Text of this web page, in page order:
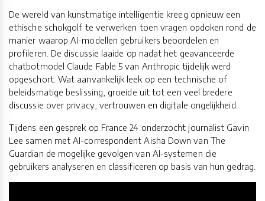
De wereld van kunstmatige intelligentie kreeg opnieuw een
ethische schokgolf te verwerken toen vragen opdoken rond de
manier waarop AI-modellen gebruikers beoordelen en
profileren. De discussie laaide op nadat het geavanceerde
chatbotmodel Claude Fable 5 van Anthropic tijdelijk werd
opgeschort. Wat aanvankelijk leek op een technische of
beleidsmatige beslissing, groeide uit tot een veel bredere
discussie over privacy, vertrouwen en digitale ongelijkheid.
Tijdens een gesprek op France 24 onderzocht journalist Gavin
Lee samen met AI-correspondent Aisha Down van The
Guardian de mogelijke gevolgen van AI-systemen die
gebruikers analyseren en classificeren op basis van hun gedrag.